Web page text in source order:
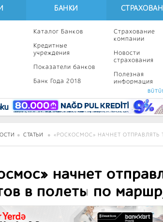
БАНКИ
Каталог Банков
Кредитные
учреждения
Показатели банков
Банк Года 2018
Страхование
компании
Новости
страхования
Полезная
информация
калькулятор
СТАТЬИ «РОСКОСМОС» НАЧНЕТ ОТПРАВЛЯТЬ
начнет
в полеты по